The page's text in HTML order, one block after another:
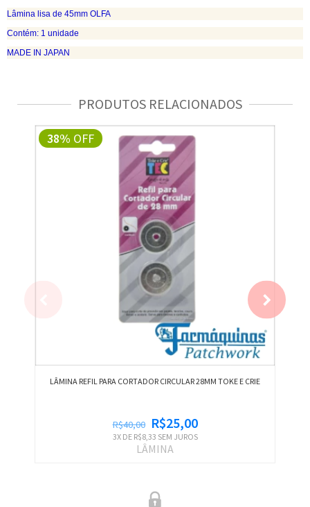
Lâmina lisa de 45mm OLFA
Contém: 1 unidade
MADE IN JAPAN
PRODUTOS RELACIONADOS
38% OFF
LÂMINA REFIL PARA CORTADOR CIRCULAR 28MM TOKE E CRIE
R$40,00 R$25,00
3X DE R$8,33 SEM JUROS
LÂMINA